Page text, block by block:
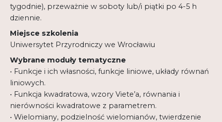
tygodnie), przeważnie w soboty lub/i piątki po 4-5 h
dziennie.
Miejsce szkolenia
Uniwersytet Przyrodniczy we Wrocławiu
Wybrane moduły tematyczne
• Funkcje i ich własności, funkcje liniowe, układy równań
liniowych.
• Funkcja kwadratowa, wzory Viete’a, równania i
nierówności kwadratowe z parametrem.
• Wielomiany, podzielność wielomianów, twierdzenie